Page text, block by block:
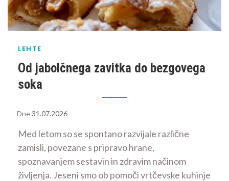
LEHTE
Od jabolčnega zavitka do bezgovega
soka
Dne31.07.2026
Med letom so se spontano razvijale različne
zamisli, povezane s pripravo hrane,
spoznavanjem sestavin in zdravim načinom
življenja. Jeseni smo ob pomoči vrtčevske kuhinje